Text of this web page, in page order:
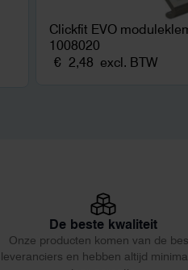
Clickfit EVO
1008020
€ 2,48 excl. BTW
De beste kwaliteit
Onze producten komen van de
leveranciers en hebben altijd